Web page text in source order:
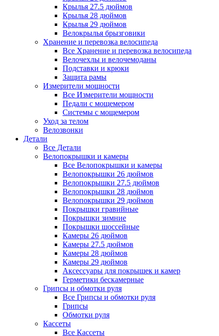
Крылья 27.5 дюймов
Крылья 28 дюймов
Крылья 29 дюймов
Велокрылья брызговики
Хранение и перевозка велосипеда
Все Хранение и перевозка велосипеда
Велочехлы и велочемоданы
Подставки и крюки
Защита рамы
Измерители мощности
Все Измерители мощности
Педали с мощемером
Системы с мощемером
Уход за телом
Велозвонки
Детали
Все Детали
Велопокрышки и камеры
Все Велопокрышки и камеры
Велопокрышки 26 дюймов
Велопокрышки 27.5 дюймов
Велопокрышки 28 дюймов
Велопокрышки 29 дюймов
Покрышки гравийные
Покрышки зимние
Покрышки шоссейные
Камеры 26 дюймов
Камеры 27.5 дюймов
Камеры 28 дюймов
Камеры 29 дюймов
Аксессуары для покрышек и камер
Герметики бескамерные
Грипсы и обмотки руля
Все Грипсы и обмотки руля
Грипсы
Обмотки руля
Кассеты
Все Кассеты